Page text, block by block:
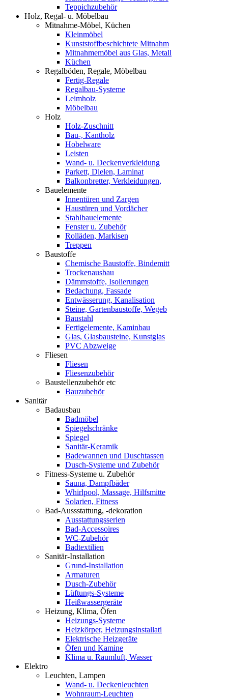
Teppichzubehör
Holz, Regal- u. Möbelbau
Mitnahme-Möbel, Küchen
Kleinmöbel
Kunststoffbeschichtete Mitnahm
Mitnahmemöbel aus Glas, Metall
Küchen
Regalböden, Regale, Möbelbau
Fertig-Regale
Regalbau-Systeme
Leimholz
Möbelbau
Holz
Holz-Zuschnitt
Bau-, Kantholz
Hobelware
Leisten
Wand- u. Deckenverkleidung
Parkett, Dielen, Laminat
Balkonbretter, Verkleidungen,
Bauelemente
Innentüren und Zargen
Haustüren und Vordächer
Stahlbauelemente
Fenster u. Zubehör
Rolläden, Markisen
Treppen
Baustoffe
Chemische Baustoffe, Bindemitt
Trockenausbau
Dämmstoffe, Isolierungen
Bedachung, Fassade
Entwässerung, Kanalisation
Steine, Gartenbaustoffe, Wegeb
Baustahl
Fertigelemente, Kaminbau
Glas, Glasbausteine, Kunstglas
PVC Abzweige
Fliesen
Fliesen
Fliesenzubehör
Baustellenzubehör etc
Bauzubehör
Sanitär
Badausbau
Badmöbel
Spiegelschränke
Spiegel
Sanitär-Keramik
Badewannen und Duschtassen
Dusch-Systeme und Zubehör
Fitness-Systeme u. Zubehör
Sauna, Dampfbäder
Whirlpool, Massage, Hilfsmitte
Solarien, Fitness
Bad-Aussstattung, -dekoration
Ausstattungsserien
Bad-Accessoires
WC-Zubehör
Badtextilien
Sanitär-Installation
Grund-Installation
Armaturen
Dusch-Zubehör
Lüftungs-Systeme
Heißwassergeräte
Heizung, Klima, Öfen
Heizungs-Systeme
Heizkörper, Heizungsinstallati
Elektrische Heizgeräte
Öfen und Kamine
Klima u. Raumluft, Wasser
Elektro
Leuchten, Lampen
Wand- u. Deckenleuchten
Wohnraum-Leuchten